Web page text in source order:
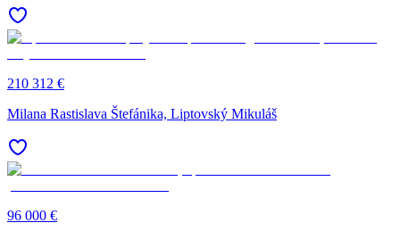
210 312 €
Milana Rastislava Štefánika, Liptovský Mikuláš
96 000 €